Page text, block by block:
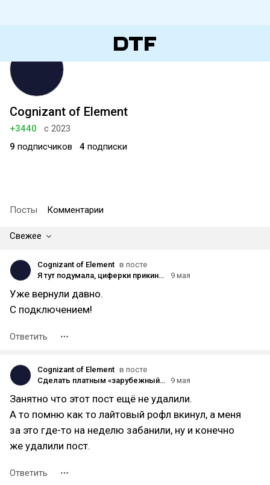
Cognizant of Element
+3440
с 2023
9 подписчиков 4 подписки
Посты Комментарии
Свежее
Cognizant of Element в посте
Я тут подумала, циферки прикинул...
9 мая
Уже вернули давно.
С подключением!
Ответить
Cognizant of Element в посте
Сделать платным «зарубежный» мобильный трафик, как недавно мечтало российское Минцифры, похоже, просто невозможно.
9 мая
Занятно что этот пост ещё не удалили.
А то помню как то лайтовый рофл вкинул, а меня
за это где-то на неделю забанили, ну и конечно
же удалили пост.
Ответить